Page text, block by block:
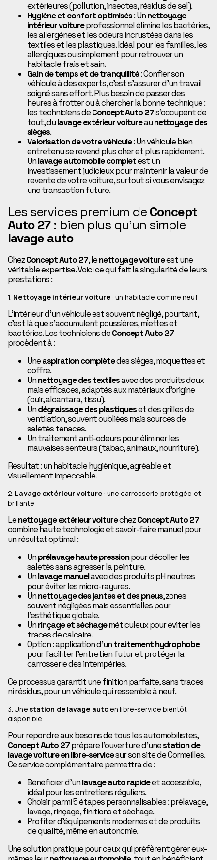
extérieures (pollution, insectes, résidus de sel).
Hygiène et confort optimisés: Unnettoyage
intérieur voitureprofessionnel élimine les bactéries,
les allergènes et les odeurs incrustées dans les
textiles et les plastiques. Idéal pour les familles, les
allergiques ou simplement pour retrouver un
habitacle frais et sain.
Gain de temps et de tranquillité: Confier son
véhicule à des experts, c’est s’assurer d’un travail
soigné sans effort. Plus besoin de passer des
heures à frotter ou à chercher la bonne technique :
les techniciens deConcept Auto 27s’occupent de
tout, dulavage extérieur voitureaunettoyage des
sièges.
Valorisation de votre véhicule: Un véhicule bien
entretenu se revend plus cher et plus rapidement.
Unlavage automobile completest un
investissement judicieux pour maintenir la valeur de
revente de votre voiture, surtout si vous envisagez
une transaction future.
Les services premium de Concept
Auto 27: bien plus qu’un simple
lavage auto
ChezConcept Auto 27, lenettoyage voitureest une
véritable expertise. Voici ce qui fait la singularité de leurs
prestations :
1. Nettoyage intérieur voiture : un habitacle comme neuf
L’intérieur d’un véhicule est souvent négligé, pourtant,
c’est là que s’accumulent poussières, miettes et
bactéries. Les techniciens deConcept Auto 27
procèdent à :
Uneaspiration complètedes sièges, moquettes et
coffre.
Unnettoyage des textilesavec des produits doux
mais efficaces, adaptés aux matériaux d’origine
(cuir, alcantara, tissu).
Undégraissage des plastiqueset des grilles de
ventilation, souvent oubliées mais sources de
saletés tenaces.
Un traitement anti-odeurs pour éliminer les
mauvaises senteurs (tabac, animaux, nourriture).
Résultat : un habitacle hygiénique, agréable et
visuellement impeccable.
2. Lavage extérieur voiture: une carrosserie protégée et
brillante
Lenettoyage extérieur voiturechezConcept Auto 27
combine haute technologie et savoir-faire manuel pour
un résultat optimal :
Unprélavage haute pressionpour décoller les
saletés sans agresser la peinture.
Unlavage manuelavec des produits pH neutres
pour éviter les micro-rayures.
Unnettoyage des jantes et des pneus, zones
souvent négligées mais essentielles pour
l’esthétique globale.
Unrinçage et séchageméticuleux pour éviter les
traces de calcaire.
Option : application d’untraitement hydrophobe
pour faciliter l’entretien futur et protéger la
carrosserie des intempéries.
Ce processus garantit une finition parfaite, sans traces
ni résidus, pour un véhicule qui ressemble à neuf.
3. Une station de lavage autoen libre-service bientôt
disponible
Pour répondre aux besoins de tous les automobilistes,
Concept Auto 27prépare l’ouverture d’unestation de
lavage voiture en libre-servicesur son site de Cormeilles.
Ce service complémentaire permettra de :
Bénéficier d’unlavage auto rapideet accessible,
idéal pour les entretiens réguliers.
Choisir parmi 5 étapes personnalisables : prélavage,
lavage, rinçage, finitions et séchage.
Profiter d’équipements modernes et de produits
de qualité, même en autonomie.
Une solution pratique pour ceux qui préfèrent gérer eux-